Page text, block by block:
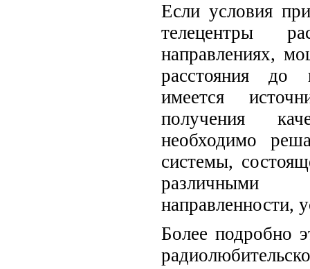
Если условия
телецентры
направлениях,
расстояния до
имеется
получения
необходимо
системы,
различными
направленности,
Более подробно